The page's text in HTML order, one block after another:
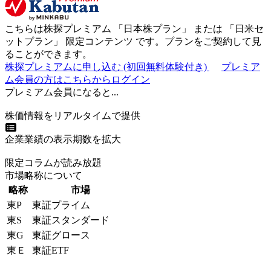
こちらは株探プレミアム 「 日本株プラン 」 または 「 日米セ
ットプラン 」 限定コンテンツ です。プランをご契約して見
ることができます。
株探プレミアムに申し込む (初回無料体験付き)
プレミア
ム会員の方はこちらからログイン
プレミアム会員になると...
株価情報をリアルタイムで提供
企業業績の表示期数を拡大
限定コラムが読み放題
市場略称について
略称
市場
東P
東証プライム
東S
東証スタンダード
東G
東証グロース
東Ｅ
東証ETF